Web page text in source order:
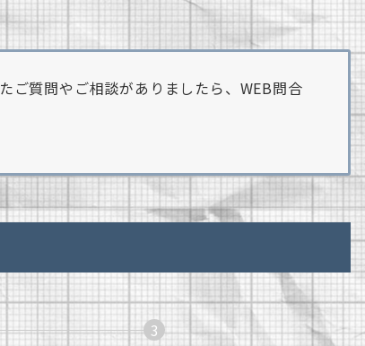
ご質問やご相談がありましたら、WEB問合
3